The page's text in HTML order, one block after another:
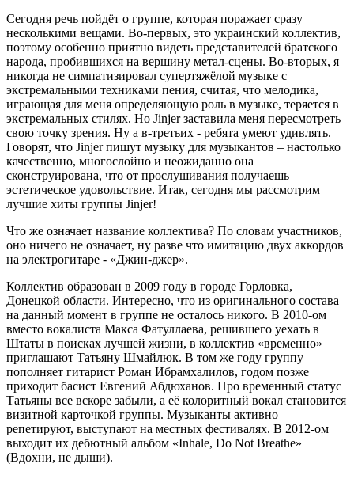
Сегодня речь пойдёт о группе, которая поражает сразу
несколькими вещами. Во-первых, это украинский коллектив,
поэтому особенно приятно видеть представителей братского
народа, пробившихся на вершину метал-сцены. Во-вторых, я
никогда не симпатизировал супертяжёлой музыке с
экстремальными техниками пения, считая, что мелодика,
играющая для меня определяющую роль в музыке, теряется в
экстремальных стилях. Но Jinjer заставила меня пересмотреть
свою точку зрения. Ну а в-третьих - ребята умеют удивлять.
Говорят, что Jinjer пишут музыку для музыкантов – настолько
качественно, многослойно и неожиданно она
сконструирована, что от прослушивания получаешь
эстетическое удовольствие. Итак, сегодня мы рассмотрим
лучшие хиты группы Jinjer!
Что же означает название коллектива? По словам участников,
оно ничего не означает, ну разве что имитацию двух аккордов
на электрогитаре - «Джин-джер».
Коллектив образован в 2009 году в городе Горловка,
Донецкой области. Интересно, что из оригинального состава
на данный момент в группе не осталось никого. В 2010-ом
вместо вокалиста Макса Фатуллаева, решившего уехать в
Штаты в поисках лучшей жизни, в коллектив «временно»
приглашают Татьяну Шмайлюк. В том же году группу
пополняет гитарист Роман Ибрамхалилов, годом позже
приходит басист Евгений Абдюханов. Про временный статус
Татьяны все вскоре забыли, а её колоритный вокал становится
визитной карточкой группы. Музыканты активно
репетируют, выступают на местных фестивалях. В 2012-ом
выходит их дебютный альбом «Inhale, Do Not Breathe»
(Вдохни, не дыши).